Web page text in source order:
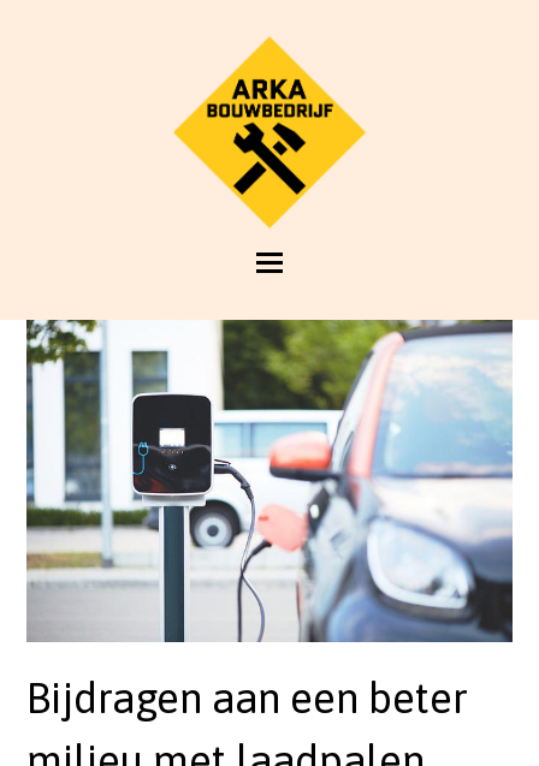
Menu
Bijdragen aan een beter